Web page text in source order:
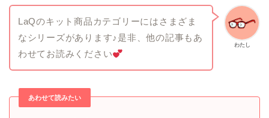
わたし
LaQのキット商品カテゴリーにはさまざま
なシリーズがあります♪是非、他の記事もあ
わせてお読みください
あわせて読みたい